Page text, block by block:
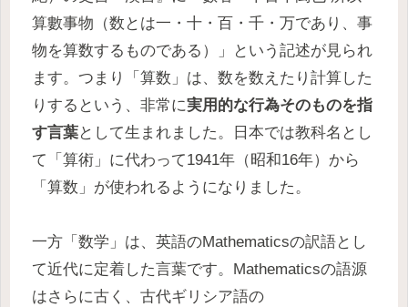
算數事物（数とは一・十・百・千・万であり、事
物を算数するものである）」という記述が見られ
ます。つまり「算数」は、数を数えたり計算した
りするという、非常に実用的な行為そのものを指
す言葉として生まれました。日本では教科名とし
て「算術」に代わって1941年（昭和16年）から
「算数」が使われるようになりました。
一方「数学」は、英語のMathematicsの訳語とし
て近代に定着した言葉です。Mathematicsの語源
はさらに古く、古代ギリシア語の